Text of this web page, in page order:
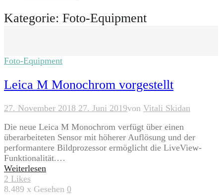
Kategorie: Foto-Equipment
Foto-Equipment
Leica M Monochrom vorgestellt
27. November 2018 27. Juni 2019von Vitali Skidan
Die neue Leica M Monochrom verfügt über einen
überarbeiteten Sensor mit höherer Auflösung und der
performantere Bildprozessor ermöglicht die LiveView-
Funktionalität.…
Weiterlesen
2 Likes
8.489 x Gesehen 0